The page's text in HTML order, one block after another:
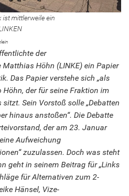
mittlerweile ein
der
Höhn (LINKE) ein Papier
Das Papier verstehe sich „als
Höhn, der für seine Fraktion im
Sein Vorstoß solle „Debatten
hinaus anstoßen“. Die Debatte
der am 23. Januar
Aufweichung
zuzulassen. Doch was steht
geht in seinem Beitrag für „Links
für Alternativen zum 2-
Hänsel, Vize-